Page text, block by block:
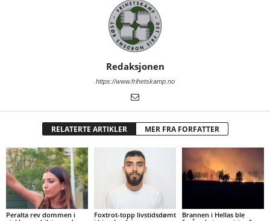
Redaksjonen
https://www.frihetskamp.no
RELATERTE ARTIKLER MER FRA FORFATTER
Peralta rev dommen i
Foxtrot-topp livstidsdømt
Brannen i Hellas ble